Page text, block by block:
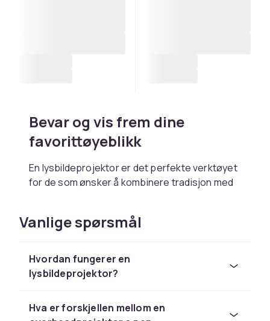
Bevar og vis frem dine
favorittøyeblikk
En lysbildeprojektor er det perfekte verktøyet
for de som ønsker å kombinere tradisjon med
tidligere generasjoner, finnes det projektorer
klart bilde, riktig lysstyrke og smidig
håndtering. Det er en måte å skape nye
tradisjoner på – å samles, bla gjennom og
Vanlige spørsmål
Hvordan fungerer en
lysbildeprojektor?
Hva er forskjellen mellom en